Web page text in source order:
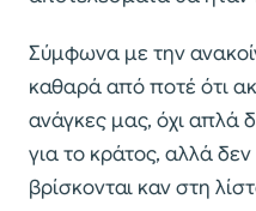
Σύμφωνα με την
καθαρά από ποτέ ότι
ανάγκες μας, όχι απλά
για το κράτος, αλλά δεν
βρίσκονται καν στη